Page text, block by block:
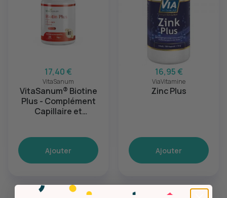
17,40 €
VitaSanum
VitaSanum® Biotine
Plus - Complément
Capillaire et
Ajouter
16,95 €
ViaVitamine
Zinc Plus
Ajouter